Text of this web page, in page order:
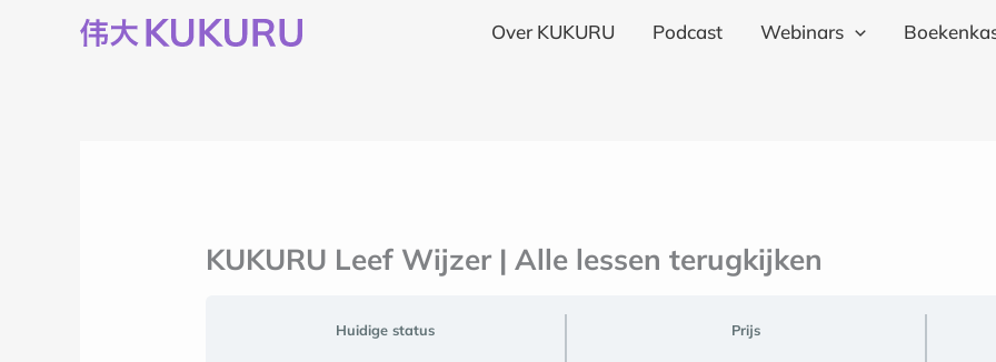
Over KUKURU Podcast Webinars
KUKURU Leef Wijzer | Alle lessen terugkijken
Huidige status Prijs